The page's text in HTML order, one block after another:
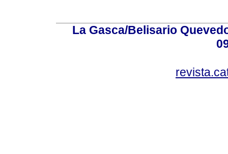
La Gasca/Belisario